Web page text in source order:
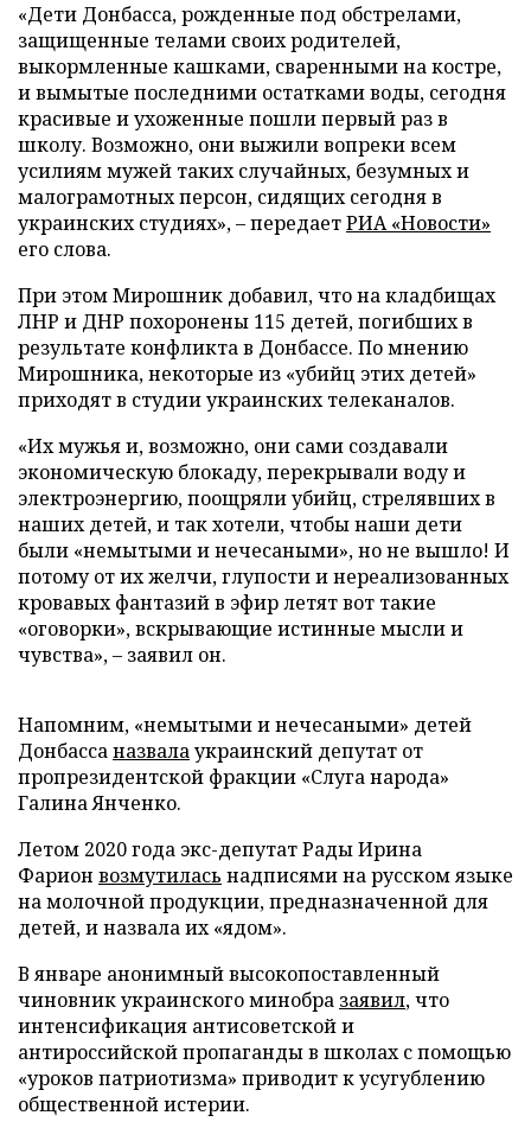
«Дети Донбасса, рожденные под обстрелами,
защищенные телами своих родителей,
выкормленные кашками, сваренными на костре,
и вымытые последними остатками воды, сегодня
красивые и ухоженные пошли первый раз в
школу. Возможно, они выжили вопреки всем
усилиям мужей таких случайных, безумных и
малограмотных персон, сидящих сегодня в
украинских студиях», – передаетРИА «Новости»
его слова.
При этом Мирошник добавил, что на кладбищах
ЛНР и ДНР похоронены 115 детей, погибших в
результате конфликта в Донбассе. По мнению
Мирошника, некоторые из «убийц этих детей»
приходят в студии украинских телеканалов.
«Их мужья и, возможно, они сами создавали
экономическую блокаду, перекрывали воду и
электроэнергию, поощряли убийц, стрелявших в
наших детей, и так хотели, чтобы наши дети
были «немытыми и нечесаными», но не вышло! И
потому от их желчи, глупости и нереализованных
кровавых фантазий в эфир летят вот такие
«оговорки», вскрывающие истинные мысли и
чувства», – заявил он.
Напомним, «немытыми и нечесаными» детей
Донбассаназвалаукраинский депутат от
пропрезидентской фракции «Слуга народа»
Галина Янченко.
Летом 2020 года экс-депутат Рады Ирина
Фарион возмутилась надписями на русском языке
на молочной продукции, предназначенной для
детей, и назвала их «ядом».
В январе анонимный высокопоставленный
чиновник украинского минобра заявил, что
интенсификация антисоветской и
антироссийской пропаганды в школах с помощью
«уроков патриотизма» приводит к усугублению
общественной истерии.